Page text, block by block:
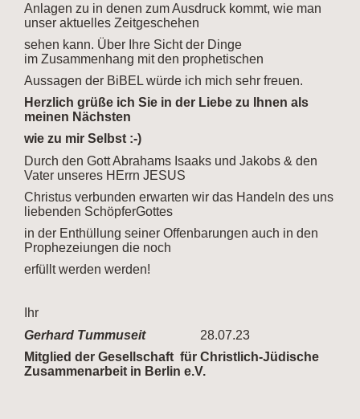
Anlagen zu in denen zum Ausdruck kommt, wie man
unser aktuelles Zeitgeschehen
sehen kann. Über Ihre Sicht der Dinge
im Zusammenhang mit den prophetischen
Aussagen der BiBEL würde ich mich sehr freuen.
Herzlich grüße ich Sie in der Liebe zu Ihnen als
meinen Nächsten
wie zu mir Selbst :-)
Durch den Gott Abrahams Isaaks und Jakobs & den
Vater unseres HErrn JESUS
Christus verbunden erwarten wir das Handeln des uns
liebenden SchöpferGottes
in der Enthüllung seiner Offenbarungen auch in den
Prophezeiungen die noch
erfüllt werden werden!
Ihr
Gerhard Tummuseit
28.07.23
Mitglied der Gesellschaft für Christlich-Jüdische
Zusammenarbeit in Berlin e.V.